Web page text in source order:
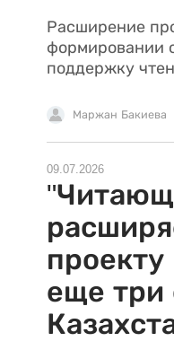
Расширение
формировании
поддержку
Маржан Бакиева
09.07.2026
еще три